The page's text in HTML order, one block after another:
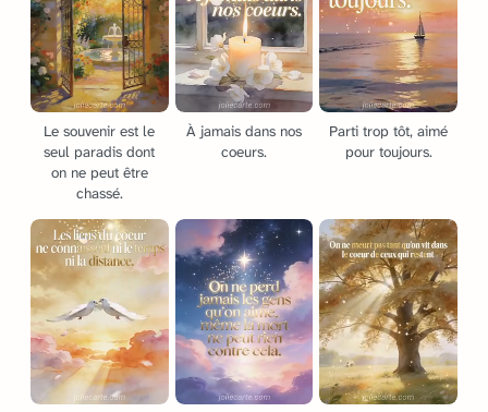
Le souvenir est le
seul paradis dont
on ne peut être
chassé.
À jamais dans nos
coeurs.
Parti trop tôt, aimé
pour toujours.